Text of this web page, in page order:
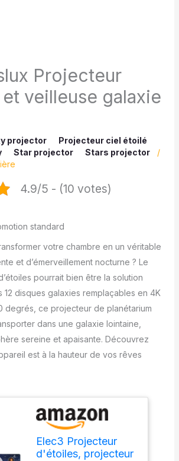
Projecteur
et veilleuse galaxie
projector
Projecteur ciel étoilé
Star projector Stars projector
/
4.9/5 - (10 votes)
votre chambre en un véritable
et d’émerveillement nocturne ? Le
pourrait bien être la solution
12 disques galaxies remplaçables en 4K
degrés, ce projecteur de planétarium
dans une galaxie lointaine,
sereine et apaisante. Découvrez
est à la hauteur de vos rêves
Elec3 Projecteur
d'étoiles, projecteur